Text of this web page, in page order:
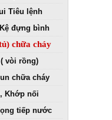
Tiêu lệnh
đựng bình
chữa cháy
vòi rồng)
chữa cháy
Khớp nối
tiếp nước